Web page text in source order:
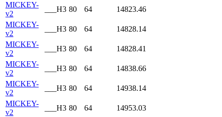
MICKEY-
v2
___H3 80 64
14823.46
MICKEY-
v2
___H3 80 64
14828.14
MICKEY-
v2
___H3 80 64
14828.41
MICKEY-
v2
___H3 80 64
14838.66
MICKEY-
v2
___H3 80 64
14938.14
MICKEY-
v2
___H3 80 64
14953.03